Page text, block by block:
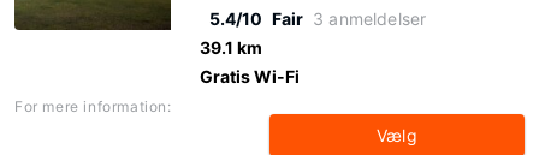
5.4/10 Fair 3 anmeldelser
39.1 km
Gratis Wi-Fi
For mere information:
Vælg